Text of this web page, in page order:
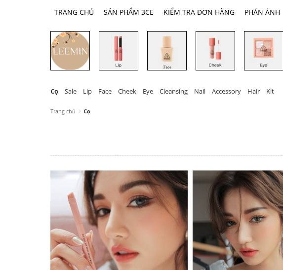
TRANG CHỦ SẢN PHẨM 3CE KIỂM TRA ĐƠN HÀNG PHẢN ÁNH
Cọ Sale Lip Face Cheek Eye Cleansing Nail Accessory Hair Kit
Trang chủ Cọ